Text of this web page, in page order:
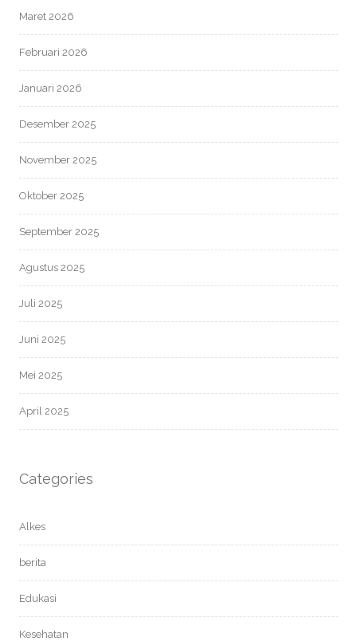
Maret 2026
Februari 2026
Januari 2026
Desember 2025
November 2025
Oktober 2025
September 2025
Agustus 2025
Juli 2025
Juni 2025
Mei 2025
April 2025
Categories
Alkes
berita
Edukasi
Kesehatan